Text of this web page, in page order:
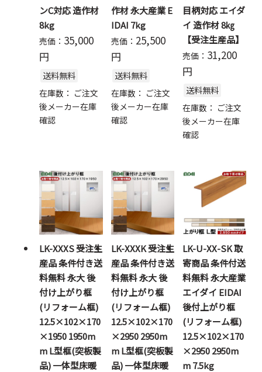
ンC対応 造作材
8kg
売価： 35,000
円
送料無料
在庫数： ご注文
後メーカー在庫
確認
作材 永大産業 E
IDAI 7kg
売価： 25,500
円
送料無料
在庫数： ご注文
後メーカー在庫
確認
目柄対応 エイダ
イ 造作材 8㎏
【受注生産品】
売価： 31,200
円
送料無料
在庫数： ご注文
後メーカー在庫
確認
LK-XXXS 受注生
産品 条件付き送
料無料 永大 後
付け上がり框
(リフォーム框)
12.5×102×170
×1950 1950m
m L型框(突板製
品) 一体型床暖
LK-XXXK 受注生
産品 条件付き送
料無料 永大 後
付け上がり框
(リフォーム框)
12.5×102×170
×2950 2950m
m L型框(突板製
品) 一体型床暖
LK-U-XX-SK 取
寄商品 条件付送
料無料 永大産業
エイダイ EIDAI
後付上がり框
(リフォーム框)
12.5×102×170
×2950 2950m
m 7.5kg